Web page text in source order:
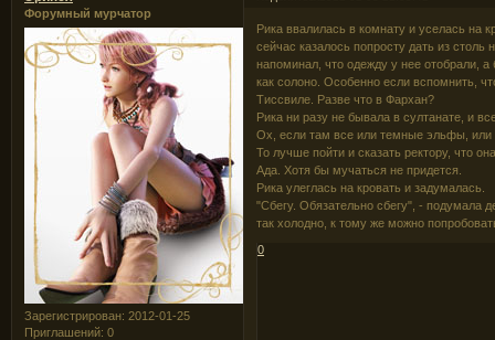
Форумный мурчатор
Зарегистрирован: 2012-01-25
Приглашений: 0
Рика ввалилась в комнату и уселась
сейчас казалось попросту дать из
напоминал, что одежду у нее отобрали,
как солоно. Особенно если вспомнить,
Тиссвиле. Разве что в Фархан?
Рика ни разу не бывала в султанате, и
Ох, если там все или темные эльфы, или
То лучше пойти и сказать ректору, что
Ада. Хотя бы мучаться не придется.
Рика улеглась на кровать и задумалась.
"Сбегу. Обязательно сбегу", - подумала
так холодно, к тому же можно
0